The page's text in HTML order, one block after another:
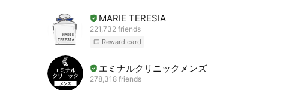
MARIE TERESIA
221,732 friends
Reward card
エミナルクリニックメンズ
278,318 friends